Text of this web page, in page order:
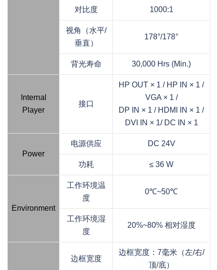
对比度 1000:1
视角（水平/
垂直）
178°/178°
背光寿命 30,000 Hrs (Min.)
Internal
Player
接口
HP OUT × 1 / HP IN × 1 /
VGA × 1 /
DP IN × 1 / HDMI IN × 1 /
DVI IN × 1/ DC IN × 1
Power
电源供应 DC 24V
功耗 ≤ 36 W
Environment
工作环境温
度
0℃~50℃
工作环境湿
度
20%~80% 相对湿度
边框宽度
边框宽度：7毫米（左/右/
顶/底）